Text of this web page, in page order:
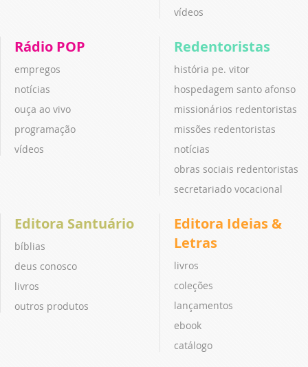
vídeos
Rádio POP
empregos
notícias
ouça ao vivo
programação
vídeos
Redentoristas
história pe. vitor
hospedagem santo afonso
missionários redentoristas
missões redentoristas
notícias
obras sociais redentoristas
secretariado vocacional
Editora Santuário
bíblias
deus conosco
livros
outros produtos
Editora Ideias &
Letras
livros
coleções
lançamentos
ebook
catálogo